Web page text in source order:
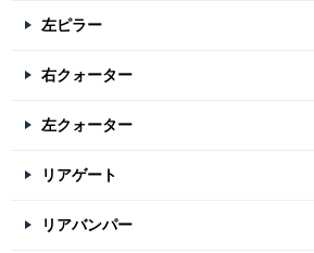
左ピラー
右クォーター
左クォーター
リアゲート
リアバンパー